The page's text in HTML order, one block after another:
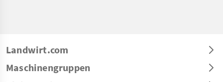
Landwirt.com
Maschinengruppen